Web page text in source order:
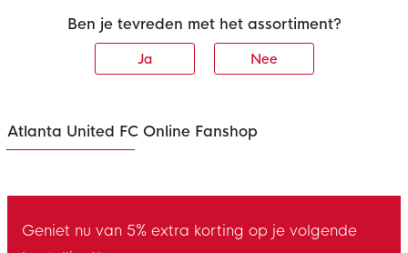
Ben je tevreden met het assortiment?
Ja Nee
Atlanta United FC Online Fanshop
Geniet nu van 5% extra korting op je volgende